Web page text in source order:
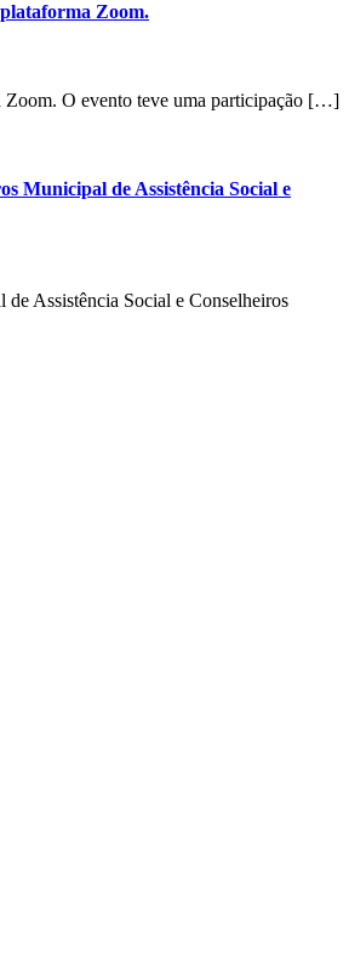
Zoom.
Zoom. O evento teve uma participação […]
Municipal de Assistência Social e
Assistência Social e Conselheiros